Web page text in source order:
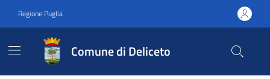
Regione Puglia
Comune di Deliceto